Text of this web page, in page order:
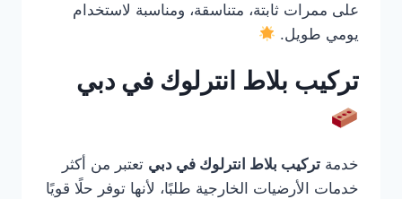
على ممرات ثابتة، متناسقة، ومناسبة لاستخدام
يومي طويل.
تركيب بلاط انترلوك في دبي
خدمة تركيب بلاط انترلوك في دبي تعتبر من أكثر
خدمات الأرضيات الخارجية طلبًا، لأنها توفر حلًا قويًا